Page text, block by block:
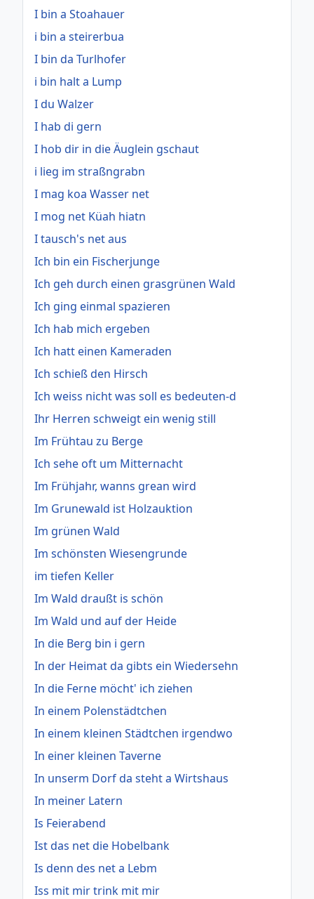
I bin a Stoahauer
i bin a steirerbua
I bin da Turlhofer
i bin halt a Lump
I du Walzer
I hab di gern
I hob dir in die Äuglein gschaut
i lieg im straßngrabn
I mag koa Wasser net
I mog net Küah hiatn
I tausch's net aus
Ich bin ein Fischerjunge
Ich geh durch einen grasgrünen Wald
Ich ging einmal spazieren
Ich hab mich ergeben
Ich hatt einen Kameraden
Ich schieß den Hirsch
Ich weiss nicht was soll es bedeuten-d
Ihr Herren schweigt ein wenig still
Im Frühtau zu Berge
Ich sehe oft um Mitternacht
Im Frühjahr, wanns grean wird
Im Grunewald ist Holzauktion
Im grünen Wald
Im schönsten Wiesengrunde
im tiefen Keller
Im Wald draußt is schön
Im Wald und auf der Heide
In die Berg bin i gern
In der Heimat da gibts ein Wiedersehn
In die Ferne möcht' ich ziehen
In einem Polenstädtchen
In einem kleinen Städtchen irgendwo
In einer kleinen Taverne
In unserm Dorf da steht a Wirtshaus
In meiner Latern
Is Feierabend
Ist das net die Hobelbank
Is denn des net a Lebm
Iss mit mir trink mit mir